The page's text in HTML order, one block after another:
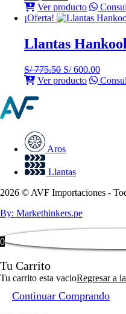
Ver producto
¡Oferta!
Llantas
S/775.50 El
precio
S/600.00El
precio
Ver producto
Aros
Llantas
2026 © AVF Importaciones -
By: Markethinkers.pe
0
Tu Carrito
Tu carrito esta vacioRegresar a
Continuar Comprando